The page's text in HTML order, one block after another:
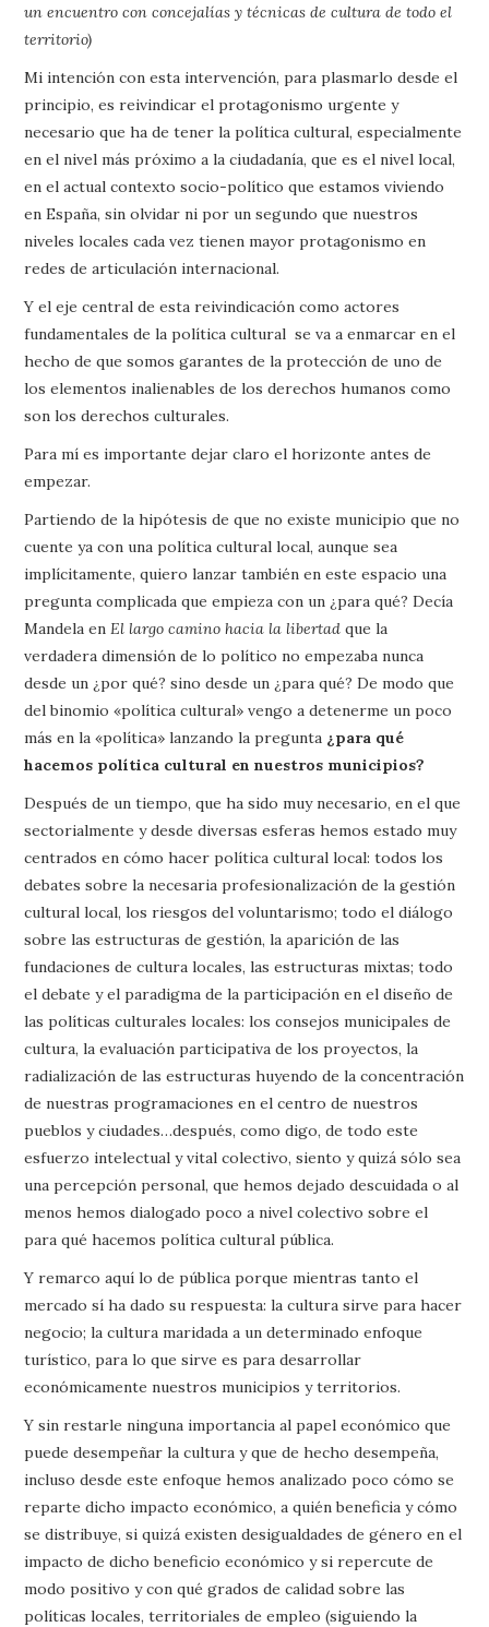
un encuentro con concejalías y técnicas de cultura de todo el
territorio)
Mi intención con esta intervención, para plasmarlo desde el
principio, es reivindicar el protagonismo urgente y
necesario que ha de tener la política cultural, especialmente
en el nivel más próximo a la ciudadanía, que es el nivel local,
en el actual contexto socio-político que estamos viviendo
en España, sin olvidar ni por un segundo que nuestros
niveles locales cada vez tienen mayor protagonismo en
redes de articulación internacional.
Y el eje central de esta reivindicación como actores
fundamentales de la política cultural se va a enmarcar en el
hecho de que somos garantes de la protección de uno de
los elementos inalienables de los derechos humanos como
son los derechos culturales.
Para mí es importante dejar claro el horizonte antes de
empezar.
Partiendo de la hipótesis de que no existe municipio que no
cuente ya con una política cultural local, aunque sea
implícitamente, quiero lanzar también en este espacio una
pregunta complicada que empieza con un ¿para qué? Decía
Mandela enEl largo camino hacia la libertad que la
verdadera dimensión de lo político no empezaba nunca
desde un ¿por qué? sino desde un ¿para qué? De modo que
del binomio «política cultural» vengo a detenerme un poco
más en la «política» lanzando la pregunta ¿para qué
hacemos política cultural en nuestros municipios?
Después de un tiempo, que ha sido muy necesario, en el que
sectorialmente y desde diversas esferas hemos estado muy
centrados en cómo hacer política cultural local: todos los
debates sobre la necesaria profesionalización de la gestión
cultural local, los riesgos del voluntarismo; todo el diálogo
sobre las estructuras de gestión, la aparición de las
fundaciones de cultura locales, las estructuras mixtas; todo
el debate y el paradigma de la participación en el diseño de
las políticas culturales locales: los consejos municipales de
cultura, la evaluación participativa de los proyectos, la
radialización de las estructuras huyendo de la concentración
de nuestras programaciones en el centro de nuestros
pueblos y ciudades…después, como digo, de todo este
esfuerzo intelectual y vital colectivo, siento y quizá sólo sea
una percepción personal, que hemos dejado descuidada o al
menos hemos dialogado poco a nivel colectivo sobre el
para qué hacemos política cultural pública.
Y remarco aquí lo de pública porque mientras tanto el
mercado sí ha dado su respuesta: la cultura sirve para hacer
negocio; la cultura maridada a un determinado enfoque
turístico, para lo que sirve es para desarrollar
económicamente nuestros municipios y territorios.
Y sin restarle ninguna importancia al papel económico que
puede desempeñar la cultura y que de hecho desempeña,
incluso desde este enfoque hemos analizado poco cómo se
reparte dicho impacto económico, a quién beneficia y cómo
se distribuye, si quizá existen desigualdades de género en el
impacto de dicho beneficio económico y si repercute de
modo positivo y con qué grados de calidad sobre las
políticas locales, territoriales de empleo (siguiendo la